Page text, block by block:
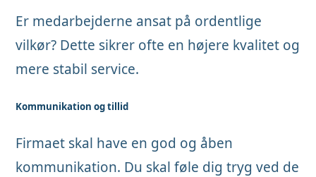
Er medarbejderne ansat på ordentlige
vilkør? Dette sikrer ofte en højere kvalitet og
mere stabil service.
Kommunikation og tillid
Firmaet skal have en god og åben
kommunikation. Du skal føle dig tryg ved de